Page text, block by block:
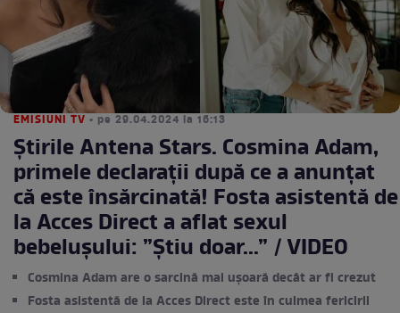
EMISIUNI TV • pe 29.04.2024 la 16:13
Știrile Antena Stars. Cosmina Adam,
primele declarații după ce a anunțat
că este însărcinată! Fosta asistentă de
la Acces Direct a aflat sexul
bebelușului: ”Știu doar...” / VIDEO
Cosmina Adam are o sarcină mai ușoară decât ar fi crezut
Fosta asistentă de la Acces Direct este în culmea fericirii